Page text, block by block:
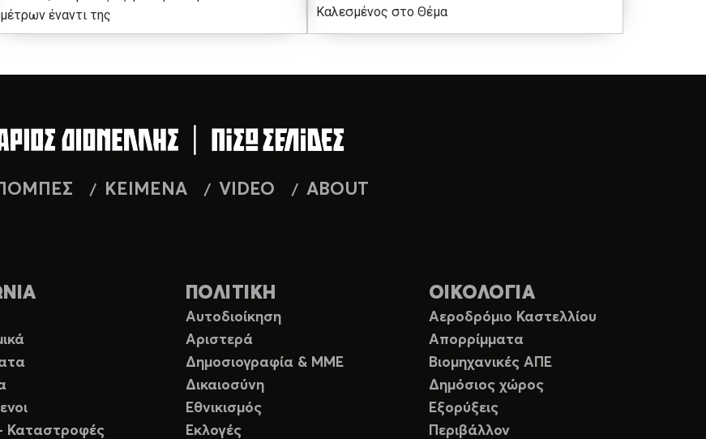
μέτρων έναντι της
Καλεσμένος στο Θέμα
ΚΕΙΜΕΝΑ VIDEO ABOUT
- Καταστροφές
ΠΟΛΙΤΙΚΗ
Αυτοδιοίκηση
Αριστερά
Δημοσιογραφία & ΜΜΕ
Δικαιοσύνη
Εθνικισμός
Εκλογές
ΟΙΚΟΛΟΓΙΑ
Αεροδρόμιο Καστελλίου
Απορρίμματα
Βιομηχανικές ΑΠΕ
Δημόσιος χώρος
Εξορύξεις
Περιβάλλον